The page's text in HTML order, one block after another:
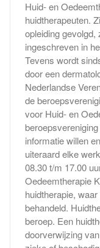
Huid- en
huidtherapeuten.
opleiding
ingeschreven in
Tevens wordt
door een
Nederlandse
de
voor Huid- en
informatie willen
uiteraard elke
08.30 t/m 17.00
Oedeemtherapie
huidtherapie,
behandeld.
beroep. Een
doorverwijzing